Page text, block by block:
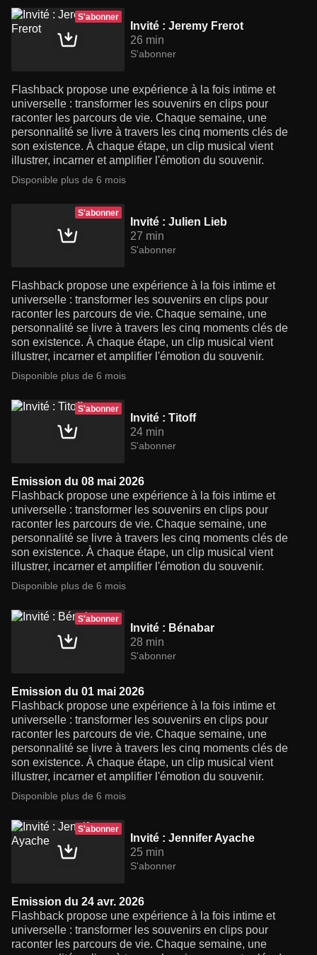
S'abonner
Invité : Jeremy Frerot
26 min
S'abonner
Flashback propose une expérience à la fois intime et
universelle : transformer les souvenirs en clips pour
raconter les parcours de vie. Chaque semaine, une
personnalité se livre à travers les cinq moments clés de
son existence. À chaque étape, un clip musical vient
illustrer, incarner et amplifier l'émotion du souvenir.
Disponible plus de 6 mois
S'abonner
Invité : Julien Lieb
27 min
S'abonner
Flashback propose une expérience à la fois intime et
universelle : transformer les souvenirs en clips pour
raconter les parcours de vie. Chaque semaine, une
personnalité se livre à travers les cinq moments clés de
son existence. À chaque étape, un clip musical vient
illustrer, incarner et amplifier l'émotion du souvenir.
Disponible plus de 6 mois
S'abonner
Invité : Titoff
24 min
S'abonner
Emission du 08 mai 2026
Flashback propose une expérience à la fois intime et
universelle : transformer les souvenirs en clips pour
raconter les parcours de vie. Chaque semaine, une
personnalité se livre à travers les cinq moments clés de
son existence. À chaque étape, un clip musical vient
illustrer, incarner et amplifier l'émotion du souvenir.
Disponible plus de 6 mois
S'abonner
Invité : Bénabar
28 min
S'abonner
Emission du 01 mai 2026
Flashback propose une expérience à la fois intime et
universelle : transformer les souvenirs en clips pour
raconter les parcours de vie. Chaque semaine, une
personnalité se livre à travers les cinq moments clés de
son existence. À chaque étape, un clip musical vient
illustrer, incarner et amplifier l'émotion du souvenir.
Disponible plus de 6 mois
S'abonner
Invité : Jennifer Ayache
25 min
S'abonner
Emission du 24 avr. 2026
Flashback propose une expérience à la fois intime et
universelle : transformer les souvenirs en clips pour
raconter les parcours de vie. Chaque semaine, une